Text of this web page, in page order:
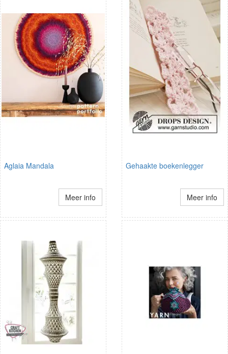
Aglaia Mandala
Meer info
Gehaakte boekenlegger
Meer info